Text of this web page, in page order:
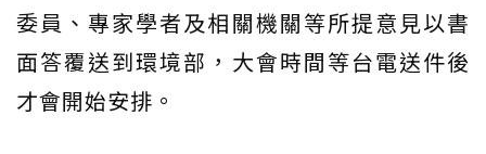
委員、專家學者及相關機關等所提意見以書
面答覆送到環境部，大會時間等台電送件後
才會開始安排。